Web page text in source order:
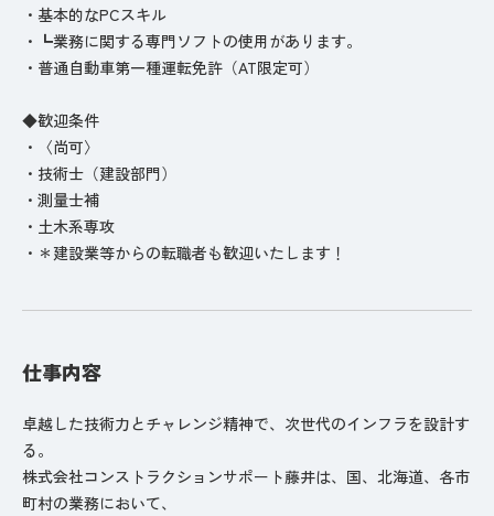
・基本的なPCスキル
・┗業務に関する専門ソフトの使用があります。
・普通自動車第一種運転免許（AT限定可）
◆歓迎条件
・〈尚可〉
・技術士（建設部門）
・測量士補
・土木系専攻
・＊建設業等からの転職者も歓迎いたします！
仕事内容
卓越した技術力とチャレンジ精神で、次世代のインフラを設計す
る。
株式会社コンストラクションサポート藤井は、国、北海道、各市
町村の業務において、